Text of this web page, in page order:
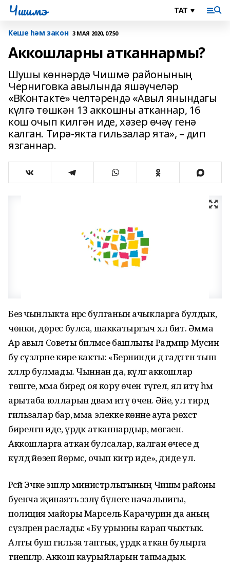
Чишмэ
Кеше һәм закон 3 МАЯ 2020, 07:50
Аккошларны атканнармы?
Шушы көннәрдә Чишмә районының
Черниговка авылында яшәүчеләр
«ВКонтакте» челтәрендә «Авыл янындагы
күлгә төшкән 13 аккошны атканнар, 16
кош очып килгән иде, хәзер өчәү генә
калган. Тирә-якта гильзалар ята», – дип
язганнар.
Без чынлыкта нәрсә булганын ачыкларга булдык,
чөнки, дөрес булса, шаккатыргыч хәл бит. Әмма
Ар авыл Советы биләмәсе башлыгы Радмир Мусин
бу сүзләрне кире какты: «Бернинди дә гадәттән тыш
хәлләр булмады. Чыннан да, күлгә аккошлар
төште, әмма биредә оя кору өчен түгел, ял итү һәм
арытаба юлларын дәвам итү өчен. Әйе, ул тирәдә
гильзалар бар, әмма элекке көнне ауга рөхсәт
бирелгән иде, үрдәк атканнардыр, мөгаен.
Аккошларга аткан булсалар, калган өчесе дә
күлдә йөзеп йөрмәс, очып китәр иде», диде ул.
Рәсәй Эчке эшләр министрлыгының Чишмә районы
буенча җинаять эзләү бүлеге начальнигы,
полиция майоры Марсель Карачурин да аның
сүзләрен раслады: «Бу урынны карап чыктык.
Алты буш гильза таптык, үрдәк аткан булырга
тиешләр. Аккош каурыйларын тапмадык.